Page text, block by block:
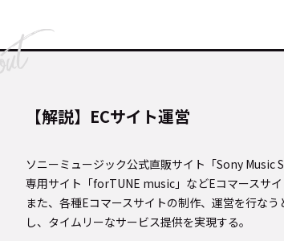
運営会社 プライバシーポリシー
【解説】ECサイト運営
ソニーミュージック公式直販サイト「Sony Music
専用サイト「forTUNE music」などEコマースサイ
また、各種Eコマースサイトの制作、運営を行な
し、タイムリーなサービス提供を実現する。